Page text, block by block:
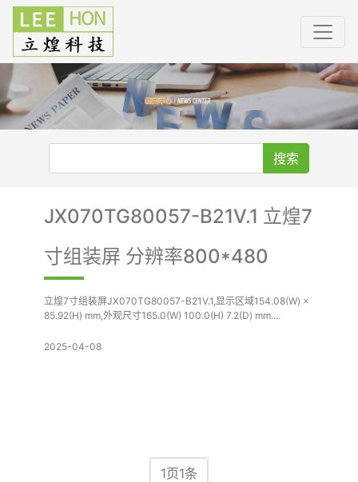
搜索
JX070TG80057-B21V.1 立煌7
寸组装屏 分辨率800*480
立煌7寸组装屏JX070TG80057-B21V.1,显示区域154.08(W) ×
85.92(H) mm,外观尺寸165.0(W) 100.0(H) 7.2(D) mm....
2025-04-08
1页1条